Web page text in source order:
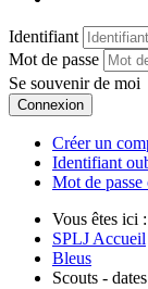
Identifiant
Mot de passe
Se souvenir de moi
Connexion
Créer un
Identifiant
Mot de passe
Vous êtes ici :
SPLJ Accueil
Bleus
Scouts -